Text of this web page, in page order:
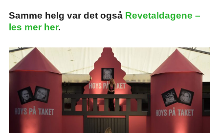
Samme helg var det også Revetaldagene –
les mer her.